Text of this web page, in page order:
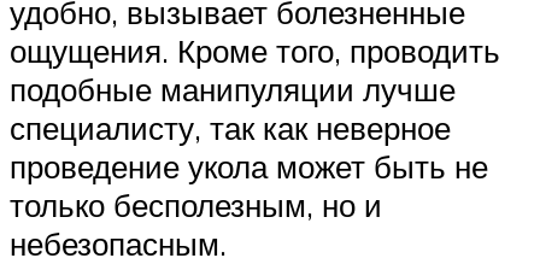
удобно, вызывает болезненные
ощущения. Кроме того, проводить
подобные манипуляции лучше
специалисту, так как неверное
проведение укола может быть не
только бесполезным, но и
небезопасным.